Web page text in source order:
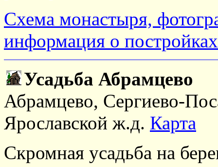
Схема монастыря,
информация о постройках
Усадьба Абрамцево
Абрамцево, Сергиево-
Ярославской ж.д. Карта
Скромная усадьба на